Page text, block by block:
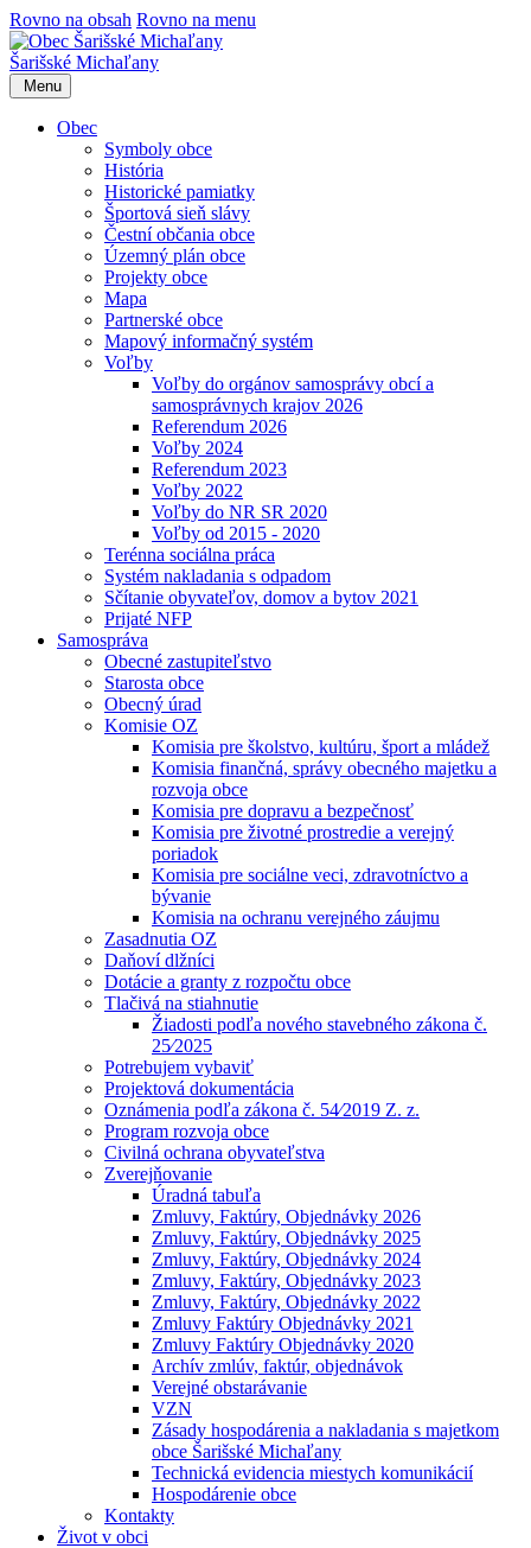
Rovno na obsah Rovno na menu
Šarišské Michaľany
Menu
Obec
Symboly obce
História
Historické pamiatky
Športová sieň slávy
Čestní občania obce
Územný plán obce
Projekty obce
Mapa
Partnerské obce
Mapový informačný systém
Voľby
Voľby do orgánov samosprávy obcí a
samosprávnych krajov 2026
Referendum 2026
Voľby 2024
Referendum 2023
Voľby 2022
Voľby do NR SR 2020
Voľby od 2015 - 2020
Terénna sociálna práca
Systém nakladania s odpadom
Sčítanie obyvateľov, domov a bytov 2021
Prijaté NFP
Samospráva
Obecné zastupiteľstvo
Starosta obce
Obecný úrad
Komisie OZ
Komisia pre školstvo, kultúru, šport a mládež
Komisia finančná, správy obecného majetku a
rozvoja obce
Komisia pre dopravu a bezpečnosť
Komisia pre životné prostredie a verejný
poriadok
Komisia pre sociálne veci, zdravotníctvo a
bývanie
Komisia na ochranu verejného záujmu
Zasadnutia OZ
Daňoví dlžníci
Dotácie a granty z rozpočtu obce
Tlačivá na stiahnutie
Žiadosti podľa nového stavebného zákona č.
25⁄2025
Potrebujem vybaviť
Projektová dokumentácia
Oznámenia podľa zákona č. 54⁄2019 Z. z.
Program rozvoja obce
Civilná ochrana obyvateľstva
Zverejňovanie
Úradná tabuľa
Zmluvy, Faktúry, Objednávky 2026
Zmluvy, Faktúry, Objednávky 2025
Zmluvy, Faktúry, Objednávky 2024
Zmluvy, Faktúry, Objednávky 2023
Zmluvy, Faktúry, Objednávky 2022
Zmluvy Faktúry Objednávky 2021
Zmluvy Faktúry Objednávky 2020
Archív zmlúv, faktúr, objednávok
Verejné obstarávanie
VZN
Zásady hospodárenia a nakladania s majetkom
obce Šarišské Michaľany
Technická evidencia miestych komunikácií
Hospodárenie obce
Kontakty
Život v obci